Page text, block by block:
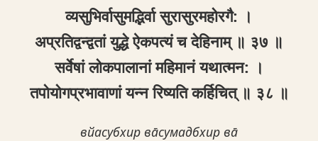
व्यसुभिर्वासुमद्भ‍िर्वा सुरासुरमहोरगै: ।
अप्रतिद्वन्द्वतां युद्धे ऐकपत्यं च देहिनाम् ॥ ३७ ॥
सर्वेषां लोकपालानां महिमानं यथात्मन: ।
तपोयोगप्रभावाणां यन्न रिष्यति कर्हिचित् ॥ ३८ ॥
вйасубхир ва̄сумадбхир ва̄